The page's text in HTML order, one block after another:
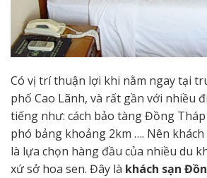
Có vị trí thuận lợi khi nằm ngay tại
phố Cao Lãnh, và rất gần với nhiều
tiếng như: cách bảo tàng Đồng Tháp
phó bảng khoảng 2km …. Nên
là lựa chọn hàng đầu của nhiều du
xứ sở hoa sen. Đây là khách sạn